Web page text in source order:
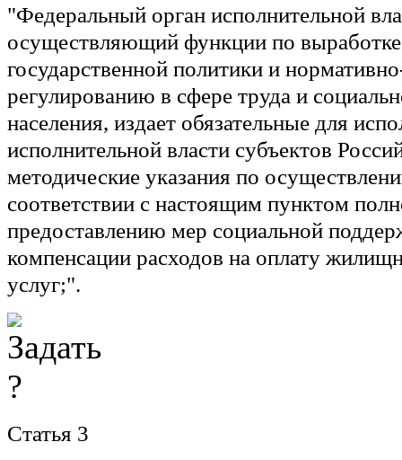
"Федеральный орган исполнительной
осуществляющий функции по выработке
государственной политики и
регулированию в сфере труда и
населения, издает обязательные для
исполнительной власти субъектов
методические указания по
соответствии с настоящим пунктом
предоставлению мер социальной
компенсации расходов на оплату
услуг;".
Статья 3